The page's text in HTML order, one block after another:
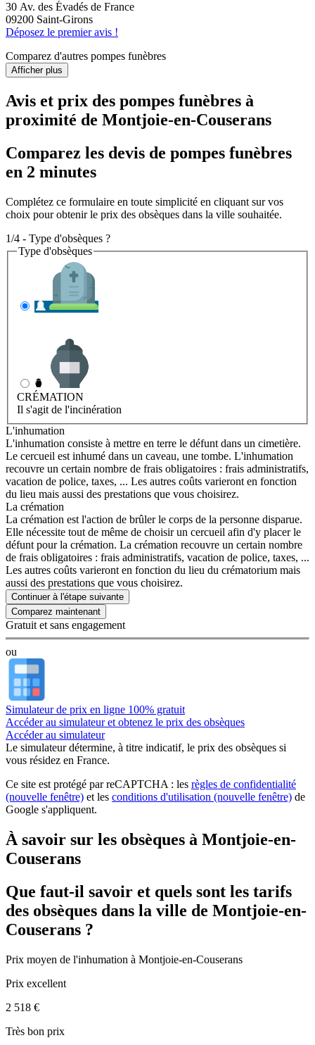
30 Av. des Évadés de France
09200 Saint-Girons
Déposez le premier avis !
Comparez d'autres pompes funèbres
Afficher plus
Avis et prix des pompes funèbres à
proximité de Montjoie-en-Couserans
Comparez les devis de pompes funèbres
en 2 minutes
Complétez ce formulaire en toute simplicité en cliquant sur vos
choix pour obtenir le prix des obsèques dans la ville souhaitée.
1/4 - Type d'obsèques ?
Type d'obsèques
CRÉMATION
Il s'agit de l'incinération
L'inhumation
L'inhumation consiste à mettre en terre le défunt dans un cimetière.
Le cercueil est inhumé dans un caveau, une tombe. L'inhumation
recouvre un certain nombre de frais obligatoires : frais administratifs,
vacation de police, taxes, ... Les autres coûts varieront en fonction
du lieu mais aussi des prestations que vous choisirez.
La crémation
La crémation est l'action de brûler le corps de la personne disparue.
Elle nécessite tout de même de choisir un cercueil afin d'y placer le
défunt pour la crémation. La crémation recouvre un certain nombre
de frais obligatoires : frais administratifs, vacation de police, taxes, ...
Les autres coûts varieront en fonction du lieu du crématorium mais
aussi des prestations que vous choisirez.
Continuer à l'étape suivante
Gratuit et sans engagement
ou
Simulateur de prix en ligne 100% gratuit
Accéder au simulateur et obtenez le prix des obsèques
Accéder au simulateur
Le simulateurdétermine, à titre indicatif, le prix des obsèques si
vous résidez en France.
Ce site est protégé par reCAPTCHA : les règles de confidentialité
(nouvelle fenêtre) et les conditions d'utilisation (nouvelle fenêtre) de
Google s'appliquent.
À savoir sur les obsèques à Montjoie-en-
Couserans
Que faut-il savoir et quels sont les tarifs
des obsèques dans la ville de Montjoie-en-
Couserans ?
Prix moyen de l'inhumation à Montjoie-en-Couserans
Prix excellent
2 518 €
Très bon prix